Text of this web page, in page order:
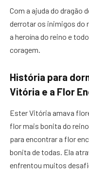
Com a ajuda do dragão
derrotar os inimigos do
a heroína do reino e
coragem.
História para
Vitória e a Flor
Ester Vitória amava
flor mais bonita do
para encontrar a flor
bonita de todas. Ela
enfrentou muitos